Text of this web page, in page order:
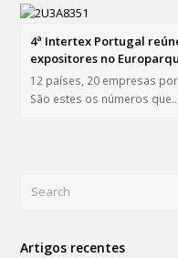
4ª Intertex Portugal
expositores no
12 países, 20 empresas
São estes os números que…
Artigos recentes